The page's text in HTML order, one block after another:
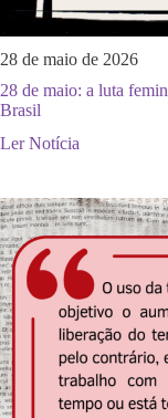
28 de maio de 2026
28 de maio: a luta
Brasil
Ler Notícia